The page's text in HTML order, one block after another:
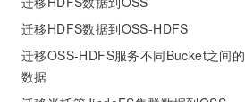
迁移HDFS数据到OSS-HDFS
迁移OSS-HDFS服务不同Bucket之间的
数据